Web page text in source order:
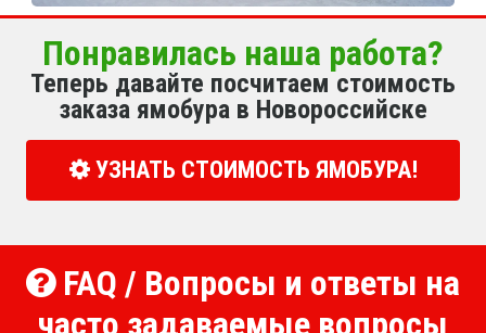
Понравилась наша работа?
Теперь давайте посчитаем стоимость
заказа ямобура в Новороссийске
УЗНАТЬ СТОИМОСТЬ ЯМОБУРА!
FAQ / Вопросы и ответы на
часто задаваемые вопросы